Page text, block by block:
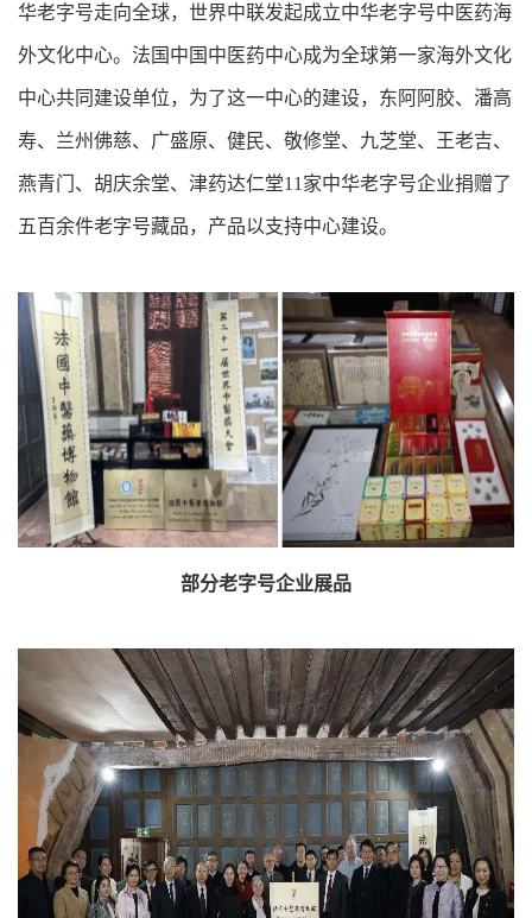
华老字号走向全球，世界中联发起成立中华老字号中医药海
外文化中心。法国中国中医药中心成为全球第一家海外文化
中心共同建设单位，为了这一中心的建设，东阿阿胶、潘高
寿、兰州佛慈、广盛原、健民、敬修堂、九芝堂、王老吉、
燕青门、胡庆余堂、津药达仁堂11家中华老字号企业捐赠了
五百余件老字号藏品，产品以支持中心建设。
部分老字号企业展品